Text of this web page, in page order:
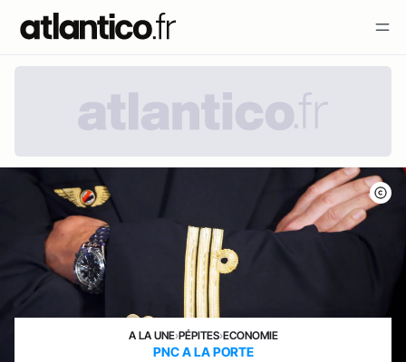
A LA UNE›PÉPITES›ECONOMIE
PNC A LA PORTE